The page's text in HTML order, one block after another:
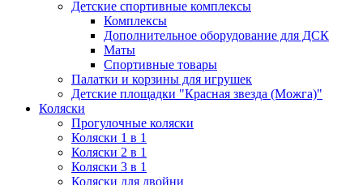
Детские спортивные комплексы
Комплексы
Дополнительное оборудование для ДСК
Маты
Спортивные товары
Палатки и корзины для игрушек
Детские площадки "Красная звезда (Можга)"
Коляски
Прогулочные коляски
Коляски 1 в 1
Коляски 2 в 1
Коляски 3 в 1
Коляски для двойни